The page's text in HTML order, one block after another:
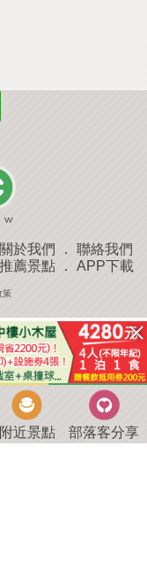
關於我們 ． 聯絡我們
推薦景點． APP下載
策
附近景點 部落客分享